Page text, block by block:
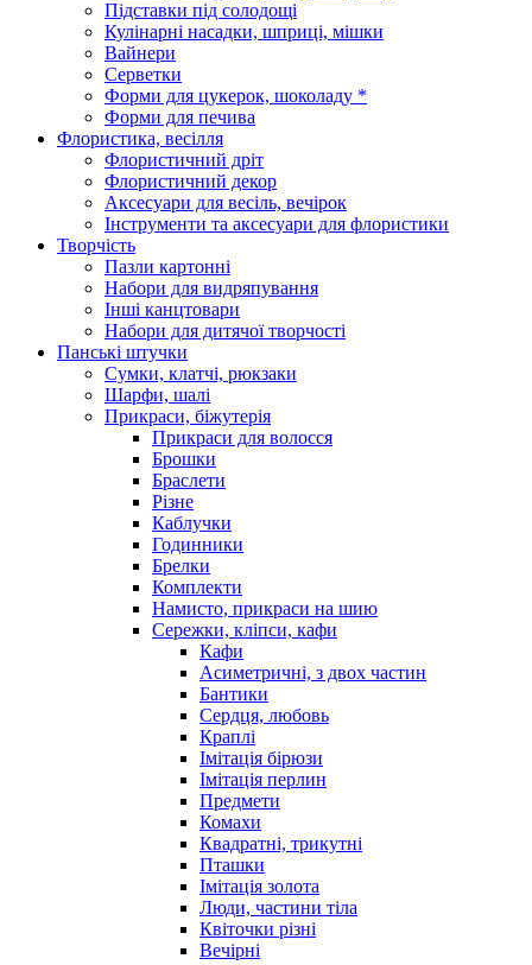
Підставки під солодощі
Кулінарні насадки, шприці, мішки
Вайнери
Серветки
Форми для цукерок, шоколаду *
Форми для печива
Флористика, весілля
Флористичний дріт
Флористичний декор
Аксесуари для весіль, вечірок
Інструменти та аксесуари для флористики
Творчість
Пазли картонні
Набори для видряпування
Інші канцтовари
Набори для дитячої творчості
Панські штучки
Сумки, клатчі, рюкзаки
Шарфи, шалі
Прикраси, біжутерія
Прикраси для волосся
Брошки
Браслети
Різне
Каблучки
Годинники
Брелки
Комплекти
Намисто, прикраси на шию
Сережки, кліпси, кафи
Кафи
Асиметричні, з двох частин
Бантики
Сердця, любовь
Краплі
Імітація бірюзи
Імітація перлин
Предмети
Комахи
Квадратні, трикутні
Пташки
Імітація золота
Люди, частини тіла
Квіточки різні
Вечірні